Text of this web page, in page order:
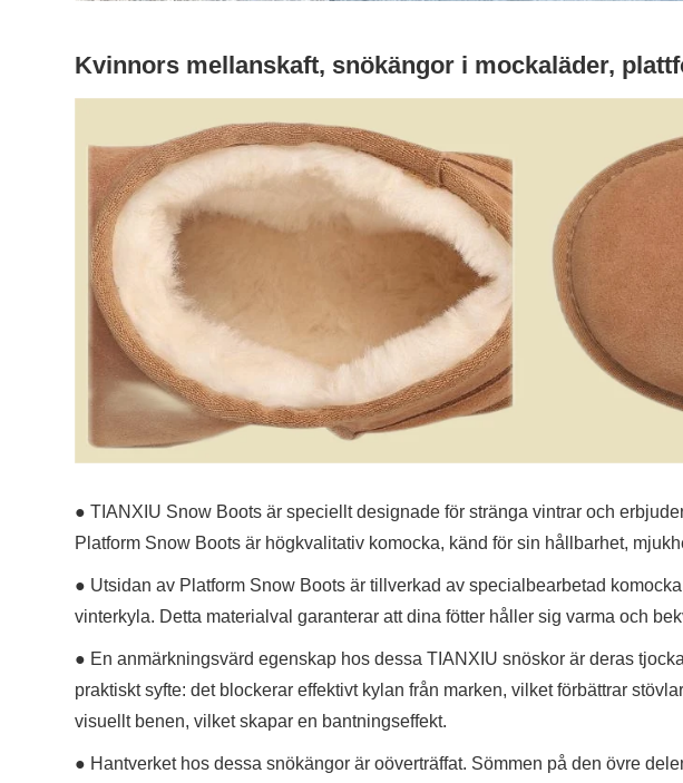
Kvinnors mellanskaft, snökängor i mockaläder,
● TIANXIU Snow Boots är speciellt designade för stränga vintrar och
Platform Snow Boots är högkvalitativ komocka, känd för sin hållbarhet,
● Utsidan av Platform Snow Boots är tillverkad av specialbearbetad
vinterkyla. Detta materialval garanterar att dina fötter håller sig varma och
● En anmärkningsvärd egenskap hos dessa TIANXIU snöskor är deras
praktiskt syfte: det blockerar effektivt kylan från marken, vilket förbättrar
visuellt benen, vilket skapar en bantningseffekt.
● Hantverket hos dessa snökängor är oöverträffat. Sömmen på den övre